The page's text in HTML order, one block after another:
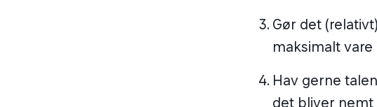
Gør det
maksimalt vare
Hav gerne
det bliver